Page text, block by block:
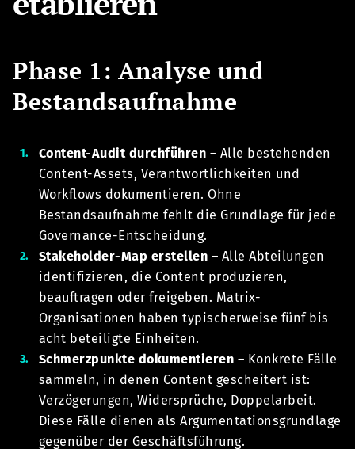
Phase 1: Analyse und
Bestandsaufnahme
Content-Audit durchführen – Alle bestehenden
Content-Assets, Verantwortlichkeiten und
Workflows dokumentieren. Ohne
Bestandsaufnahme fehlt die Grundlage für jede
Governance-Entscheidung.
Stakeholder-Map erstellen – Alle Abteilungen
identifizieren, die Content produzieren,
beauftragen oder freigeben. Matrix-
Organisationen haben typischerweise fünf bis
acht beteiligte Einheiten.
Schmerzpunkte dokumentieren – Konkrete Fälle
sammeln, in denen Content gescheitert ist:
Verzögerungen, Widersprüche, Doppelarbeit.
Diese Fälle dienen als Argumentationsgrundlage
gegenüber der Geschäftsführung.